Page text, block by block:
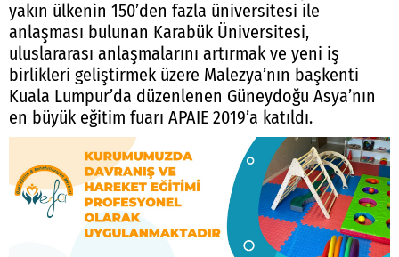
yakın ülkenin 150’den fazla üniversitesi ile
anlaşması bulunan Karabük Üniversitesi,
uluslararası anlaşmalarını artırmak ve yeni iş
birlikleri geliştirmek üzere Malezya’nın başkenti
Kuala Lumpur’da düzenlenen Güneydoğu Asya’nın
en büyük eğitim fuarı APAIE 2019’a katıldı.